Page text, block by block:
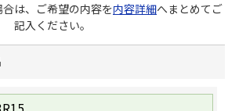
は、ご希望の内容を内容詳細へまとめてご
記入ください。